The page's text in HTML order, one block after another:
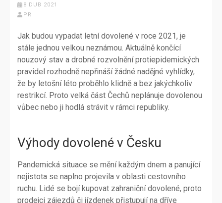
8 DUB 2021
PR
Jak budou vypadat letní dovolené v roce 2021, je
stále jednou velkou neznámou. Aktuálně končící
nouzový stav a drobné rozvolnění protiepidemických
pravidel rozhodně nepřináší žádné nadějné vyhlídky,
že by letošní léto proběhlo klidně a bez jakýchkoliv
restrikcí. Proto velká část Čechů neplánuje dovolenou
vůbec nebo ji hodlá strávit v rámci republiky.
Výhody dovolené v Česku
Pandemická situace se mění každým dnem a panující
nejistota se naplno projevila v oblasti cestovního
ruchu. Lidé se bojí kupovat zahraniční dovolené, proto
prodejci zájezdů či jízdenek přistupují na dříve